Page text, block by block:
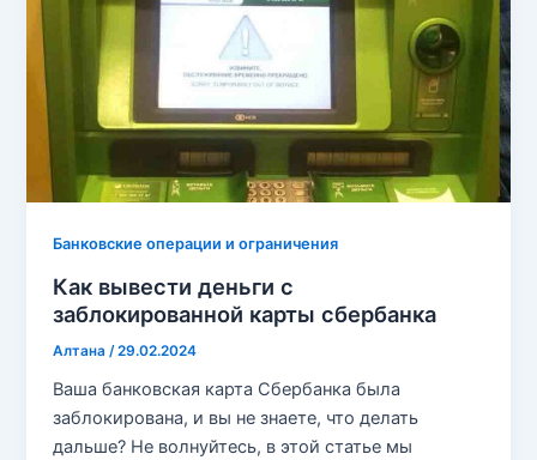
Банковские операции и ограничения
Как вывести деньги с
заблокированной карты сбербанка
Алтана /29.02.2024
Ваша банковская карта Сбербанка была
заблокирована, и вы не знаете, что делать
дальше? Не волнуйтесь, в этой статье мы